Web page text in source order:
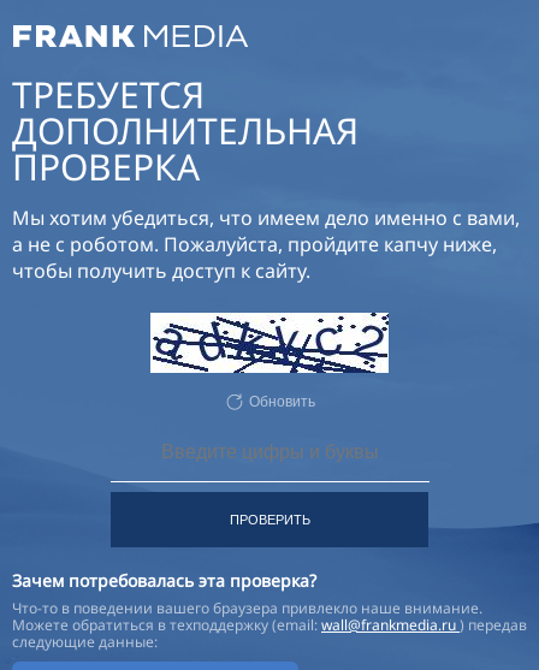
ТРЕБУЕТСЯ
ДОПОЛНИТЕЛЬНАЯ
ПРОВЕРКА
Мы хотим убедиться, что имеем дело именно с вами,
а не с роботом. Пожалуйста, пройдите капчу ниже,
чтобы получить доступ к сайту.
Обновить
ПРОВЕРИТЬ
Зачем потребовалась эта проверка?
Что-то в поведении вашего браузера привлекло наше внимание.
Можете обратиться в техподдержку (email:wall@frankmedia.ru) передав
следующие данные: